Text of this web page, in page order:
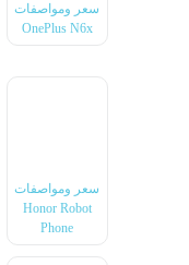
سعر ومواصفات
OnePlus N6x
سعر ومواصفات
Honor Robot
Phone